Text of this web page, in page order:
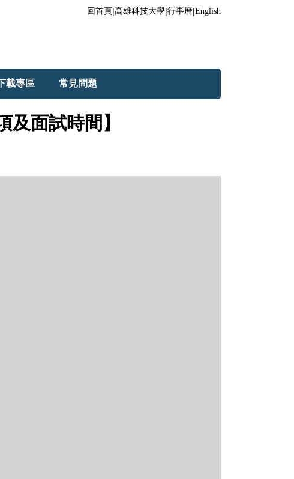
回首頁 |高雄科技大學|行事曆|English
載專區 常見問題
面試時間】